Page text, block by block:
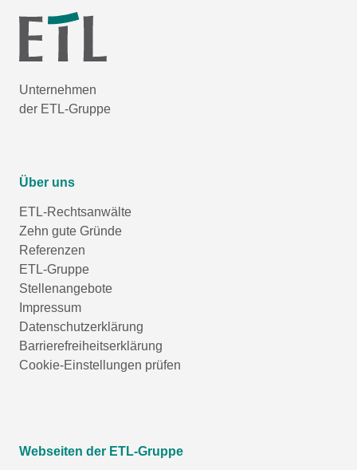
Unternehmen
der ETL-Gruppe
Über uns
ETL-Rechtsanwälte
Zehn gute Gründe
Referenzen
ETL-Gruppe
Stellenangebote
Impressum
Datenschutzerklärung
Barrierefreiheitserklärung
Cookie-Einstellungen prüfen
Webseiten der ETL-Gruppe